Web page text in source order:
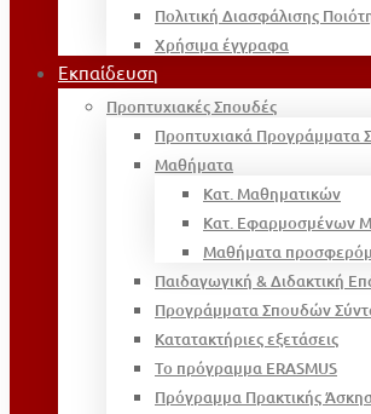
Πολιτική Διασφάλισης
Χρήσιμα έγγραφα
Εκπαίδευση
Προπτυχιακές Σπουδές
Προπτυχιακά Προγράμματα
Μαθήματα
Κατ. Μαθηματικών
Κατ. Εφαρμοσμένων
Μαθήματα
Παιδαγωγική & Διδακτική
Προγράμματα Σπουδών
Κατατακτήριες εξετάσεις
Το πρόγραμμα ERASMUS
Πρόγραμμα Πρακτικής